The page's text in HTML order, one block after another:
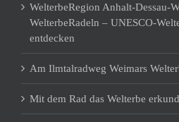
WelterbeRegion Anhalt-Dessau-
WelterbeRadeln – UNESCO-
entdecken
Am Ilmtalradweg Weimars
Mit dem Rad das Welterbe